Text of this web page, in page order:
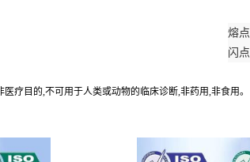
熔点
闪点
疗目的,不可用于人类或动物的临床诊断,非药用,非食用。